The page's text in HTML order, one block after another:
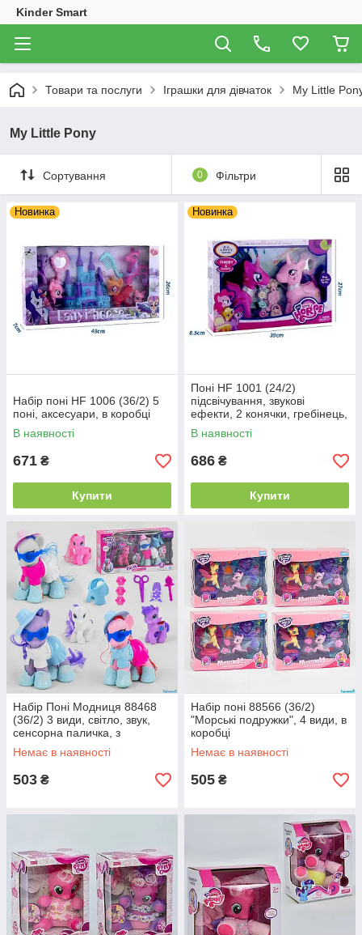
Kinder Smart
Товари та послуги Іграшки для дівчаток My Little
My Little Pony
Сортування 0 Фільтри
Новинка
Набір поні HF 1006 (36/2) 5
поні, аксесуари, в коробці
В наявності
671 ₴
Купити
Новинка
Поні HF 1001 (24/2)
підсвічування, звукові
ефекти, 2 конячки, гребінець,
дзеркальце, аксесуари, в
коробці
В наявності
686 ₴
Купити
Набір Поні Модниця 88468
(36/2) 3 види, світло, звук,
сенсорна паличка, з
аксесуарами, в коробці
Немає в наявності
503 ₴
Набір поні 88566 (36/2)
"Морські подружки", 4 види, в
коробці
Немає в наявності
505 ₴